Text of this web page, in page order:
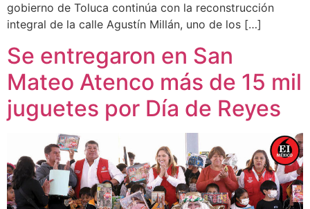
gobierno de Toluca continúa con la reconstrucción
integral de la calle Agustín Millán, uno de los […]
Se entregaron en San
Mateo Atenco más de 15 mil
juguetes por Día de Reyes